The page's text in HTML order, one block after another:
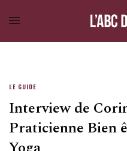
LE GUIDE
Interview de
Praticienne Bien